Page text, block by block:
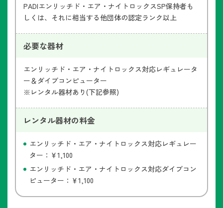
PADIエンリッチド・エア・ナイトロックスSP保持者も
しくは、それに相当する他団体の認定ランク以上
必要な器材
エンリッチド・エア・ナイトロックス対応レギュレータ
ー＆ダイブコンピューター
※レンタル器材あり(下記参照)
レンタル器材の料金
エンリッチド・エア・ナイトロックス対応レギュレー
ター：￥1,100
エンリッチド・エア・ナイトロックス対応ダイブコン
ピューター：￥1,100